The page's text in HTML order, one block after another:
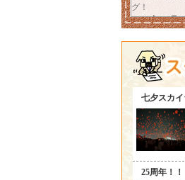
7/7 今日
夜は星空
7/6 南与
家の建て
短期貸し
『西堀貸
7/3駐車
南向きの
『中村ハ
グ！
2026年08月
屋！
2026年08月
与野本町駅
グリーンを
ム！必見！
2026年08月
分 1K
無料Wi-Fiあ
屋！
2026年08月